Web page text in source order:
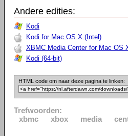
Andere edities:
Kodi
Kodi for Mac OS X (Intel)
XBMC Media Center for Mac OS
Kodi (64-bit)
HTML code om naar deze pagina te linken:
Trefwoorden:
xbmc
xbox media